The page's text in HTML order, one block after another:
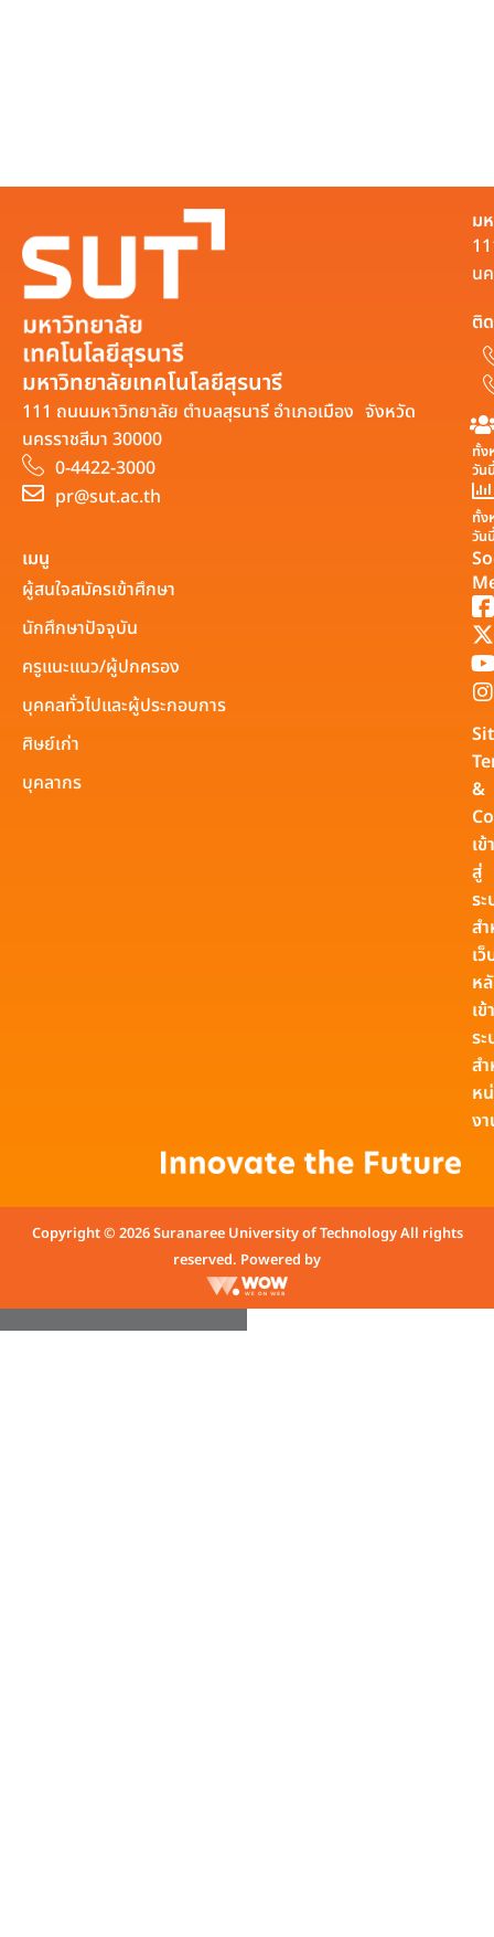
มหาวิทยาลัยเทคโนโลยีสุรนารี
111 ถนนมหาวิทยาลัย ตำบลสุรนารี อำเภอเมือง จังหวัด
นครราชสีมา 30000
0-4422-3000
pr@sut.ac.th
ม
น
ติ
ทั้ง
วัน
ทั้ง
วัน
เมนู
ผู้สนใจสมัครเข้าศึกษา
นักศึกษาปัจจุบัน
ครูแนะแนว/ผู้ปกครอง
บุคคลทั่วไปและผู้ประกอบการ
ศิษย์เก่า
บุคลากร
&
เข้า
สู่
ร
ส
เ
ห
เข้
ร
ส
ห
ง
Copyright © 2026 Suranaree University of Technology All rights
reserved. Powered by